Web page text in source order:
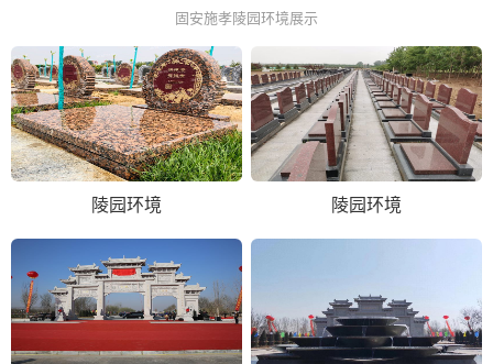
固安施孝陵园环境展示
陵园环境 陵园环境